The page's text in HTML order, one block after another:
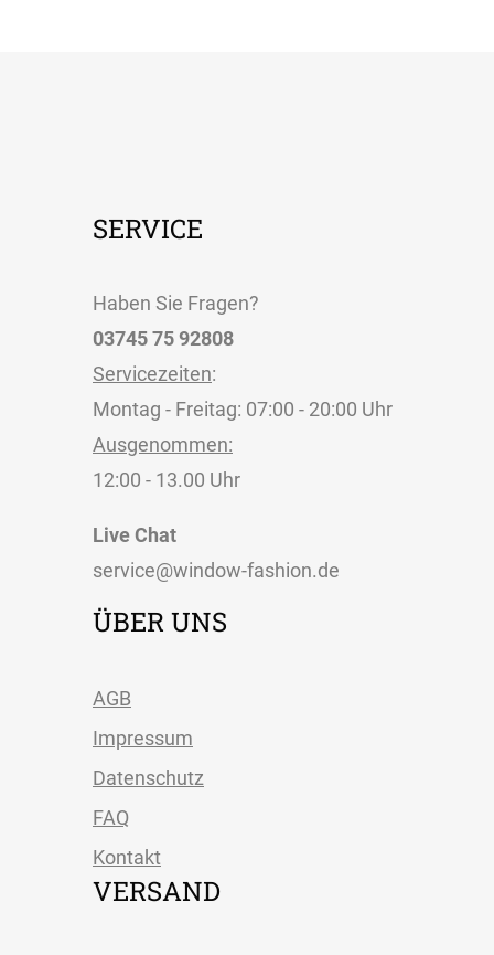
SERVICE
Haben Sie Fragen?
03745 75 92808
Servicezeiten:
Montag - Freitag: 07:00 - 20:00 Uhr
Ausgenommen:
12:00 - 13.00 Uhr
Live Chat
service@window-fashion.de
ÜBER UNS
AGB
Impressum
Datenschutz
FAQ
Kontakt
VERSAND